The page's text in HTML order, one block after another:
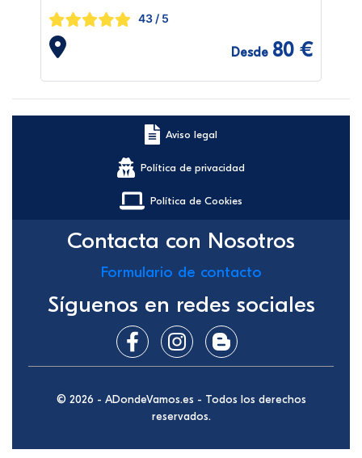
43 / 5
Desde 80 €
Aviso legal
Política de privacidad
Política de Cookies
Contacta con Nosotros
Formulario de contacto
Síguenos en redes sociales
© 2026 - ADondeVamos.es - Todos los derechos
reservados.